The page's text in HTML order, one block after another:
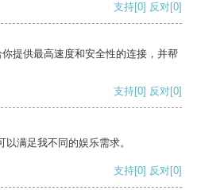
支持[0] 反对[0]
提供最高速度和安全性的连接，并帮
支持[0] 反对[0]
满足我不同的娱乐需求。
支持[0] 反对[0]